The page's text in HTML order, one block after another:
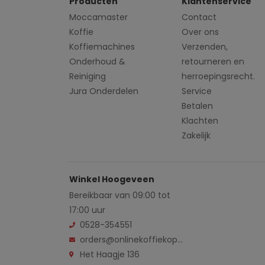
Moccamaster
Koffie
Koffiemachines
Onderhoud &
Reiniging
Jura Onderdelen
Contact
Over ons
Verzenden,
retourneren en
herroepingsrecht.
Service
Betalen
Klachten
Zakelijk
Winkel Hoogeveen
Bereikbaar van 09:00 tot
17:00 uur
0528-354551
orders@onlinekoffiekopen.nl
Het Haagje 136